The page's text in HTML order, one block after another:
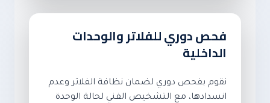
فحص دوري للفلاتر والوحدات
الداخلية
نقوم بفحص دوري لضمان نظافة الفلاتر وعدم
انسدادها، مع التشخيص الفني لحالة الوحدة